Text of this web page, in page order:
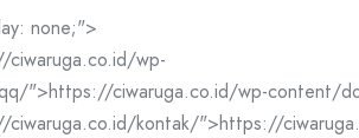
none;">
wp-
">https://ciwaruga.co.id/wp-content/
kontak/">https://